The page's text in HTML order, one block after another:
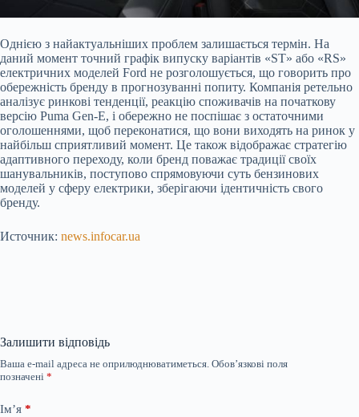
Однією з найактуальніших проблем залишається термін. На
даний момент точний графік випуску варіантів «ST» або «RS»
електричних моделей Ford не розголошується, що говорить про
обережність бренду в прогнозуванні попиту. Компанія ретельно
аналізує ринкові тенденції, реакцію споживачів на початкову
версію Puma Gen-E, і обережно не поспішає з остаточними
оголошеннями, щоб переконатися, що вони виходять на ринок у
найбільш сприятливий момент. Це також відображає стратегію
адаптивного переходу, коли бренд поважає традиції своїх
шанувальників, поступово спрямовуючи суть бензинових
моделей у сферу електрики, зберігаючи ідентичність свого
бренду.
Источник: news.infocar.ua
Залишити відповідь
Ваша e-mail адреса не оприлюднюватиметься. Обов’язкові поля
позначені *
Ім’я *